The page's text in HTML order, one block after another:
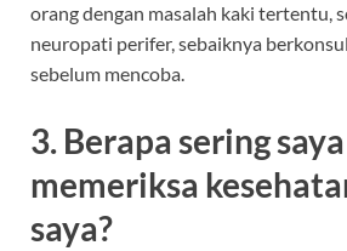
orang dengan masalah kaki tertentu,
neuropati perifer, sebaiknya
sebelum mencoba.
3. Berapa sering
memeriksa
saya?